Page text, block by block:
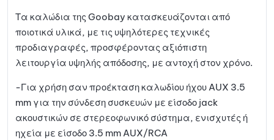
μένων
Τα καλώδια της Goobay κατασκευάζονται από
ποιοτικά υλικά, με τις υψηλότερες τεχνικές
προδιαγραφές, προσφέροντας αξιόπιστη
λειτουργία υψηλής απόδοσης, με αντοχή στον χρόνο.
-Για χρήση σαν προέκταση καλωδίου ήχου AUX 3.5
mm για την σύνδεση συσκευών με είσοδο jack
ακουστικών σε στερεοφωνικό σύστημα, ενισχυτές ή
ηχεία με είσοδο 3.5 mm AUX/RCA